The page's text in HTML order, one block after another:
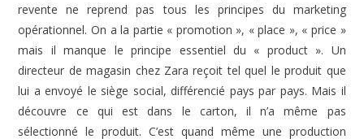
revente ne reprend pas tous les principes du marketing
opérationnel. On a la partie « promotion », « place », « price »
mais il manque le principe essentiel du « product ». Un
directeur de magasin chez Zara reçoit tel quel le produit que
lui a envoyé le siège social, différencié pays par pays. Mais il
découvre ce qui est dans le carton, il n’a même pas
sélectionné le produit. C’est quand même une production